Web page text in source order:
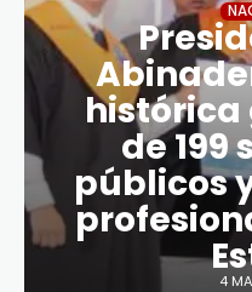
de 199
públicos
4